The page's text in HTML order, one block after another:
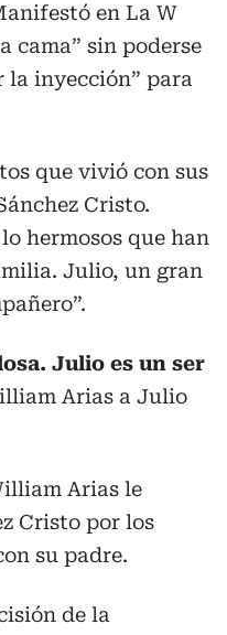
en La W
cama” sin poderse
la inyección” para
que vivió con sus
Cristo.
hermosos que han
Julio, un gran
Julio es un ser
Arias a Julio
Arias le
Cristo por los
su padre.
de la